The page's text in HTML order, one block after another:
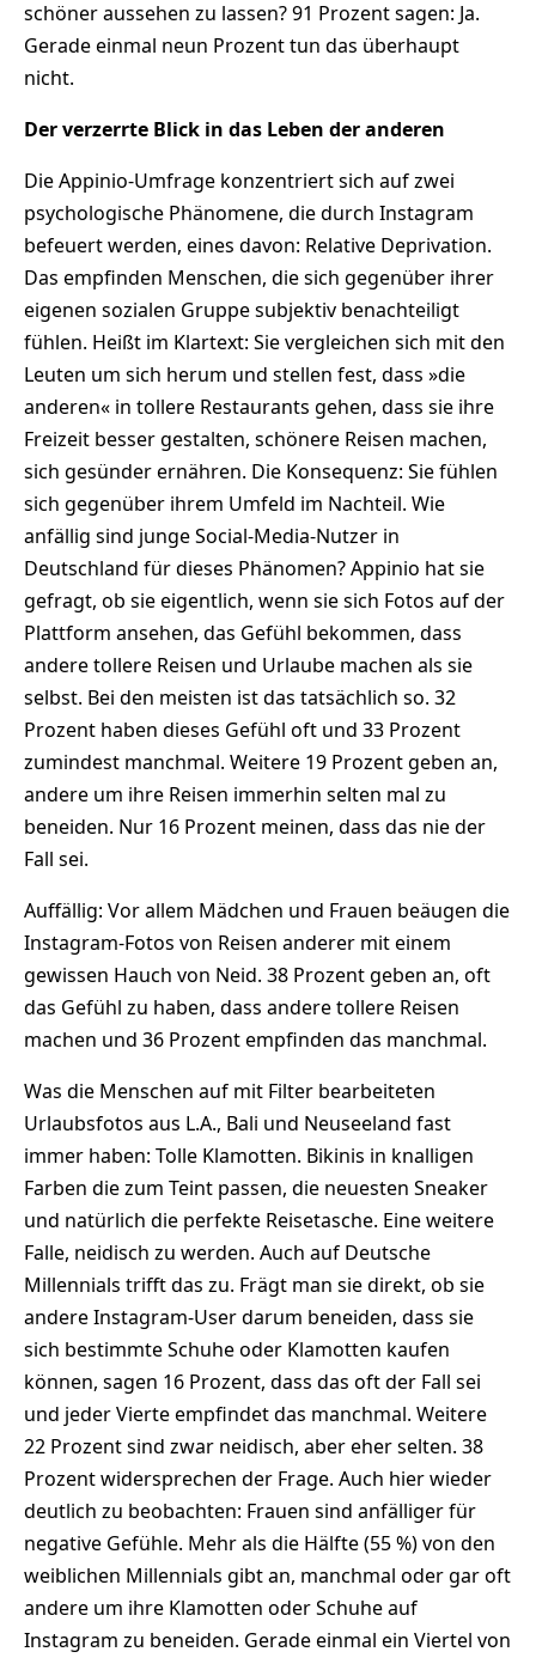
schöner aussehen zu lassen? 91 Prozent sagen: Ja.
Gerade einmal neun Prozent tun das überhaupt
nicht.
Der verzerrte Blick in das Leben der anderen
Die Appinio-Umfrage konzentriert sich auf zwei
psychologische Phänomene, die durch Instagram
befeuert werden, eines davon: Relative Deprivation.
Das empfinden Menschen, die sich gegenüber ihrer
eigenen sozialen Gruppe subjektiv benachteiligt
fühlen. Heißt im Klartext: Sie vergleichen sich mit den
Leuten um sich herum und stellen fest, dass »die
anderen« in tollere Restaurants gehen, dass sie ihre
Freizeit besser gestalten, schönere Reisen machen,
sich gesünder ernähren. Die Konsequenz: Sie fühlen
sich gegenüber ihrem Umfeld im Nachteil. Wie
anfällig sind junge Social-Media-Nutzer in
Deutschland für dieses Phänomen? Appinio hat sie
gefragt, ob sie eigentlich, wenn sie sich Fotos auf der
Plattform ansehen, das Gefühl bekommen, dass
andere tollere Reisen und Urlaube machen als sie
selbst. Bei den meisten ist das tatsächlich so. 32
Prozent haben dieses Gefühl oft und 33 Prozent
zumindest manchmal. Weitere 19 Prozent geben an,
andere um ihre Reisen immerhin selten mal zu
beneiden. Nur 16 Prozent meinen, dass das nie der
Fall sei.
Auffällig: Vor allem Mädchen und Frauen beäugen die
Instagram-Fotos von Reisen anderer mit einem
gewissen Hauch von Neid. 38 Prozent geben an, oft
das Gefühl zu haben, dass andere tollere Reisen
machen und 36 Prozent empfinden das manchmal.
Was die Menschen auf mit Filter bearbeiteten
Urlaubsfotos aus L.A., Bali und Neuseeland fast
immer haben: Tolle Klamotten. Bikinis in knalligen
Farben die zum Teint passen, die neuesten Sneaker
und natürlich die perfekte Reisetasche. Eine weitere
Falle, neidisch zu werden. Auch auf Deutsche
Millennials trifft das zu. Frägt man sie direkt, ob sie
andere Instagram-User darum beneiden, dass sie
sich bestimmte Schuhe oder Klamotten kaufen
können, sagen 16 Prozent, dass das oft der Fall sei
und jeder Vierte empfindet das manchmal. Weitere
22 Prozent sind zwar neidisch, aber eher selten. 38
Prozent widersprechen der Frage. Auch hier wieder
deutlich zu beobachten: Frauen sind anfälliger für
negative Gefühle. Mehr als die Hälfte (55 %) von den
weiblichen Millennials gibt an, manchmal oder gar oft
andere um ihre Klamotten oder Schuhe auf
Instagram zu beneiden. Gerade einmal ein Viertel von